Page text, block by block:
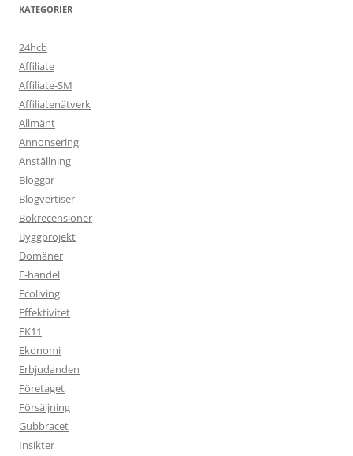
KATEGORIER
24hcb
Affiliate
Affiliate-SM
Affiliatenätverk
Allmänt
Annonsering
Anställning
Bloggar
Blogvertiser
Bokrecensioner
Byggprojekt
Domäner
E-handel
Ecoliving
Effektivitet
EK11
Ekonomi
Erbjudanden
Företaget
Försäljning
Gubbracet
Insikter